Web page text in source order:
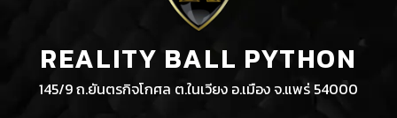
REALITY BALL PYTHON
145/9 ถ.ยันตรกิจโกศล ต.ในเวียง อ.เมือง จ.แพร่ 54000